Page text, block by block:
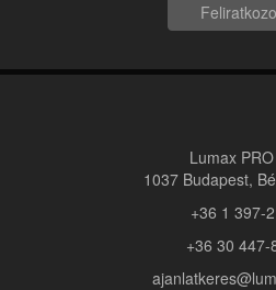
Lumax
1037 Budapest,
+36 1 397-
+36 30 447-